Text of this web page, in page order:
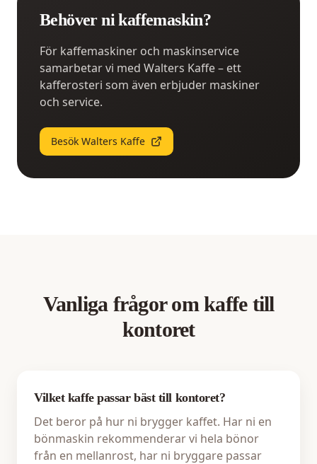
Behöver ni kaffemaskin?
För kaffemaskiner och maskinservice
samarbetar vi med Walters Kaffe – ett
kafferosteri som även erbjuder maskiner
och service.
Besök Walters Kaffe
Vanliga frågor om kaffe till
kontoret
Vilket kaffe passar bäst till kontoret?
Det beror på hur ni brygger kaffet. Har ni en
bönmaskin rekommenderar vi hela bönor
från en mellanrost, har ni bryggare passar